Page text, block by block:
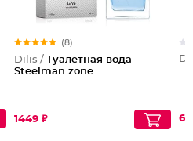
(8)
Dilis / Туалетная вода
Steelman zone
1449 ₽